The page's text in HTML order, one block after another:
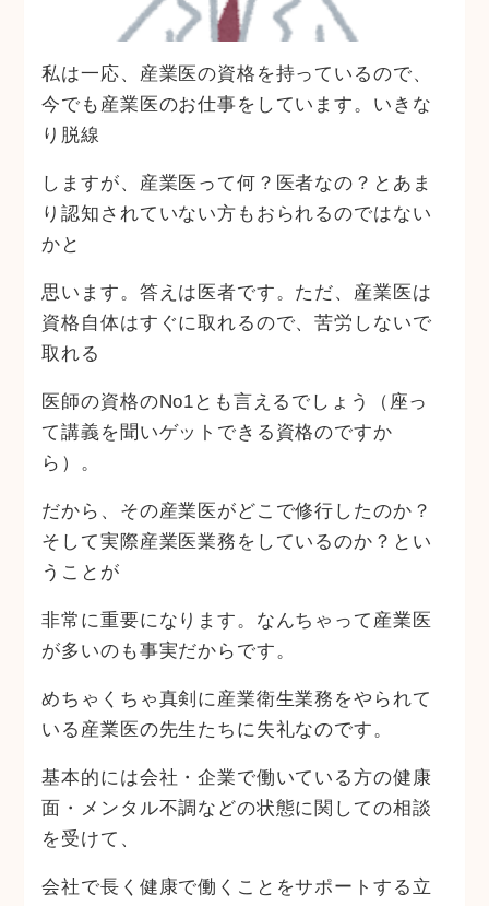
私は一応、産業医の資格を持っているので、
今でも産業医のお仕事をしています。いきな
り脱線
しますが、産業医って何？医者なの？とあま
り認知されていない方もおられるのではない
かと
思います。答えは医者です。ただ、産業医は
資格自体はすぐに取れるので、苦労しないで
取れる
医師の資格のNo1とも言えるでしょう（座っ
て講義を聞いゲットできる資格のですか
ら）。
だから、その産業医がどこで修行したのか？
そして実際産業医業務をしているのか？とい
うことが
非常に重要になります。なんちゃって産業医
が多いのも事実だからです。
めちゃくちゃ真剣に産業衛生業務をやられて
いる産業医の先生たちに失礼なのです。
基本的には会社・企業で働いている方の健康
面・メンタル不調などの状態に関しての相談
を受けて、
会社で長く健康で働くことをサポートする立